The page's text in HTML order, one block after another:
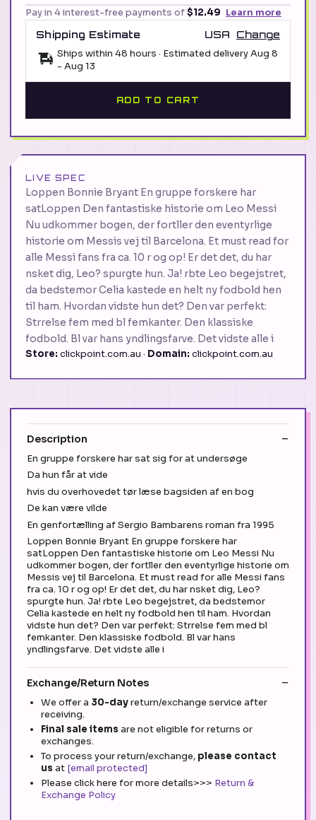
Pay in 4 interest-free payments of$12.49 Learn more
Shipping Estimate
USA
Change
Ships within 48 hours · Estimated deliveryAug 8
- Aug 13
ADD TO CART
LIVE SPEC
Loppen Bonnie Bryant En gruppe forskere har
satLoppen Den fantastiske historie om Leo Messi
Nu udkommer bogen, der fortller den eventyrlige
historie om Messis vej til Barcelona. Et must read for
alle Messi fans fra ca. 10 r og op! Er det det, du har
nsket dig, Leo? spurgte hun. Ja! rbte Leo begejstret,
da bedstemor Celia kastede en helt ny fodbold hen
til ham. Hvordan vidste hun det? Den var perfekt:
Strrelse fem med bl femkanter. Den klassiske
fodbold. Bl var hans yndlingsfarve. Det vidste alle i
Store: clickpoint.com.au · Domain: clickpoint.com.au
Description
En gruppe forskere har sat sig for at undersøge
Da hun får at vide
hvis du overhovedet tør læse bagsiden af en bog
De kan være vilde
En genfortælling af Sergio Bambarens roman fra 1995
Loppen Bonnie Bryant En gruppe forskere har
satLoppen Den fantastiske historie om Leo Messi Nu
udkommer bogen, der fortller den eventyrlige historie om
Messis vej til Barcelona. Et must read for alle Messi fans
fra ca. 10 r og op! Er det det, du har nsket dig, Leo?
spurgte hun. Ja! rbte Leo begejstret, da bedstemor
Celia kastede en helt ny fodbold hen til ham. Hvordan
vidste hun det? Den var perfekt: Strrelse fem med bl
femkanter. Den klassiske fodbold. Bl var hans
yndlingsfarve. Det vidste alle i
Exchange/Return Notes
We offer a 30-dayreturn/exchange service after
receiving.
Final sale items are not eligible for returns or
exchanges.
To process your return/exchange, please contact
us at [email protected]
Please click here for more details>>> Return &
Exchange Policy